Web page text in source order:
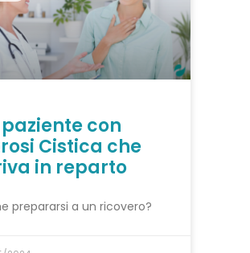
paziente con
Cistica che
in reparto
prepararsi a un ricovero?